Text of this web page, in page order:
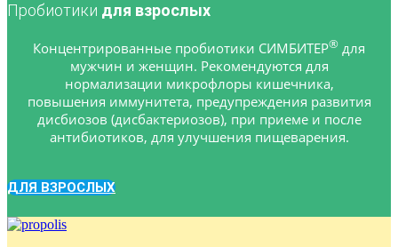
Пробиотики для взрослых
Концентрированные пробиотики СИМБИТЕР® для
мужчин и женщин. Рекомендуются для
нормализации микрофлоры кишечника,
повышения иммунитета, предупреждения развития
дисбиозов (дисбактериозов), при приеме и после
антибиотиков, для улучшения пищеварения.
ДЛЯ ВЗРОСЛЫХ